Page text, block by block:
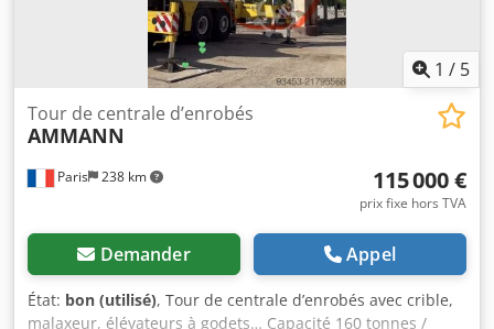
1 / 5
Paris 238 km
Tour de centrale d’enrobés
AMMANN
115 000 €
prix fixe hors TVA
Demander Appel
État: bon (utilisé), Tour de centrale d’enrobés avec crible,
malaxeur, élévateurs à godets… Capacité 160 tonnes /